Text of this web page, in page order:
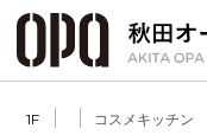
1F コスメキッチン